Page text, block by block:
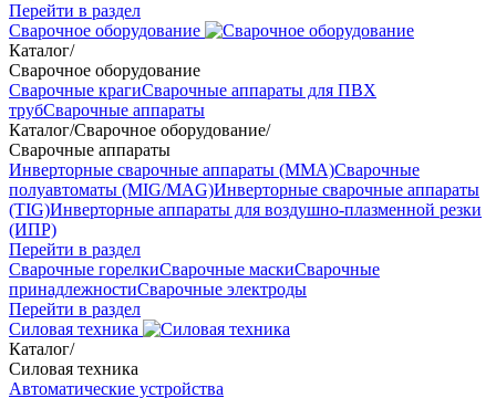
Перейти в раздел
Сварочное оборудование
Каталог/
Сварочное оборудование
Сварочные крагиСварочные аппараты для ПВХ
трубСварочные аппараты
Каталог/Сварочное оборудование/
Сварочные аппараты
Инверторные сварочные аппараты (ММА)Сварочные
полуавтоматы (MIG/MAG)Инверторные сварочные аппараты
(TIG)Инверторные аппараты для воздушно-плазменной резки
(ИПР)
Перейти в раздел
Сварочные горелкиСварочные маскиСварочные
принадлежностиСварочные электроды
Перейти в раздел
Силовая техника
Каталог/
Силовая техника
Автоматические устройства